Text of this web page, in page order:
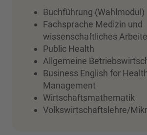
Buchführung (Wahlmodul)
Fachsprache Medizin und
wissenschaftliches
Public Health
Allgemeine
Business English for
Management
Wirtschaftsmathematik
Volkswirtschaftslehre/